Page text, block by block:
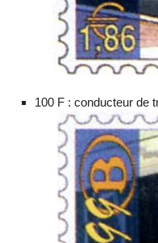
100 F : conducteur de